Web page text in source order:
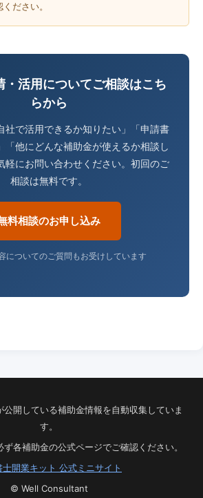
ださい。
・活用についてご相談はこち
らから
社で活用できるか知りたい」「申請書
「他にどんな補助金が使えるか相談し
軽にお問い合わせください。初回のご
相談は無料です。
料相談のお申し込み
についてのご質問もお受けしています
開している補助金情報を自動収集していま
す。
各補助金の公式ページでご確認ください。
士開業キット 公式ミニサイト
© Well Consultant